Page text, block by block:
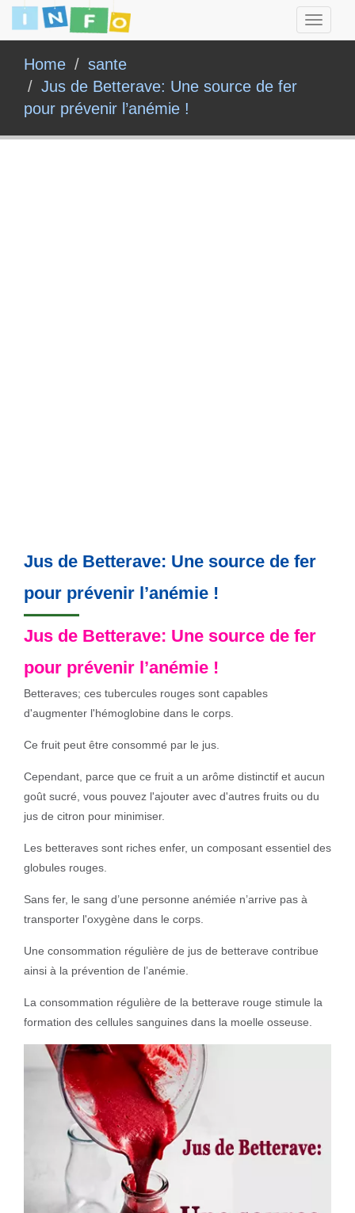
Toggle
Home
sante
Jus de Betterave: Une source de fer
pour prévenir l’anémie !
Jus de Betterave: Une source de fer
pour prévenir l’anémie !
Jus de Betterave: Une source de fer
pour prévenir l’anémie !
Betteraves; ces tubercules rouges sont capables
d'augmenter l'hémoglobine dans le corps.
Ce fruit peut être consommé par le jus.
Cependant, parce que ce fruit a un arôme distinctif et aucun
goût sucré, vous pouvez l'ajouter avec d'autres fruits ou du
jus de citron pour minimiser.
Les betteraves sont riches enfer, un composant essentiel des
globules rouges.
Sans fer, le sang d’une personne anémiée n’arrive pas à
transporter l'oxygène dans le corps.
Une consommation régulière de jus de betterave contribue
ainsi à la prévention de l’anémie.
La consommation régulière de la betterave rouge stimule la
formation des cellules sanguines dans la moelle osseuse.